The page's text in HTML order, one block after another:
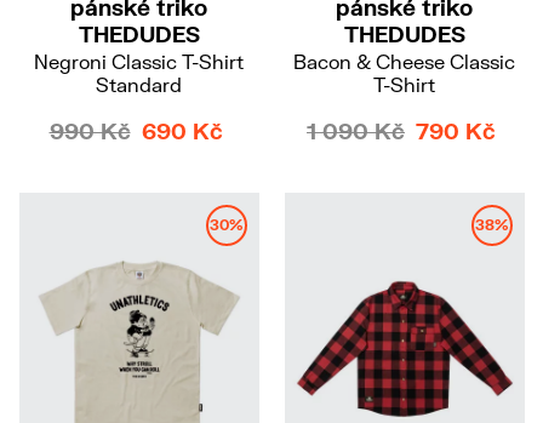
pánské triko
THEDUDES
Negroni Classic T-Shirt
Standard
990 Kč 690 Kč
pánské triko
THEDUDES
Bacon & Cheese Classic
T-Shirt
1 090 Kč 790 Kč
30% 38%